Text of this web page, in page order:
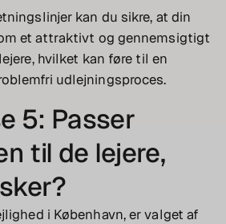
kan du sikre, at din
et attraktivt og gennemsigtigt
hvilket kan føre til en
udlejningsproces.
5: Passer
til de lejere,
i København, er valget af